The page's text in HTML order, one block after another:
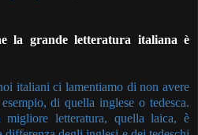
la grande letteratura italiana è
italiani ci lamentiamo di non avere
di quella inglese o tedesca.
letteratura, quella laica, è